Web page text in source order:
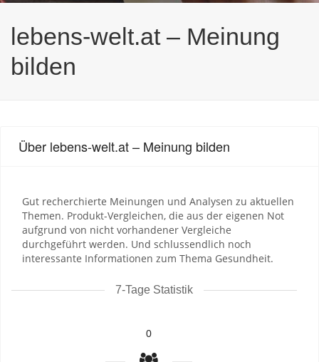
lebens-welt.at – Meinung
bilden
Über lebens-welt.at – Meinung bilden
Gut recherchierte Meinungen und Analysen zu aktuellen
Themen. Produkt-Vergleichen, die aus der eigenen Not
aufgrund von nicht vorhandener Vergleiche
durchgeführt werden. Und schlussendlich noch
interessante Informationen zum Thema Gesundheit.
7-Tage Statistik
0